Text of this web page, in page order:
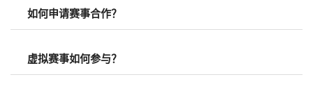
如何申请赛事合作？
虚拟赛事如何参与？